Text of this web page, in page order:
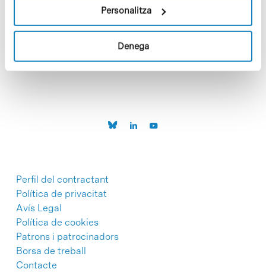
Personalitza
Denega
Perfil del contractant
Política de privacitat
Avís Legal
Política de cookies
Patrons i patrocinadors
Borsa de treball
Contacte